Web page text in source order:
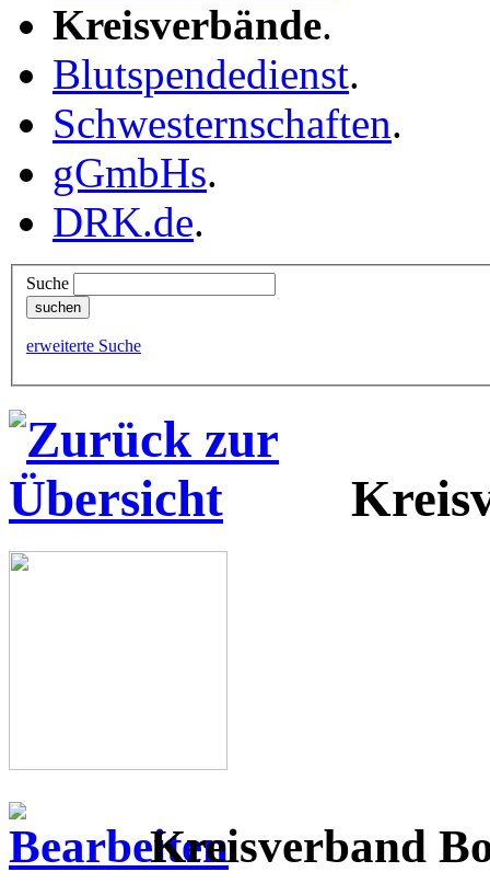
Kreisverbände.
Blutspendedienst.
Schwesternschaften.
gGmbHs.
DRK.de.
Suche
erweiterte Suche
Kreisverband